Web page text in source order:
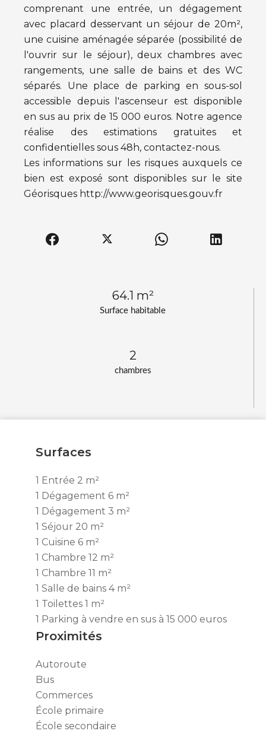
Surface habitable
64.1 m²
chambres
2
comprenant une entrée, un dégagement
avec placard desservant un séjour de 20m²,
une cuisine aménagée séparée (possibilité de
l'ouvrir sur le séjour), deux chambres avec
rangements, une salle de bains et des WC
séparés. Une place de parking en sous-sol
accessible depuis l'ascenseur est disponible
en sus au prix de 15 000 euros. Notre agence
réalise des estimations gratuites et
confidentielles sous 48h, contactez-nous.
Les informations sur les risques auxquels ce
bien est exposé sont disponibles sur le site
Géorisques http://www.georisques.gouv.fr
Surfaces
1 Entrée 2 m²
1 Dégagement 6 m²
1 Dégagement 3 m²
1 Séjour 20 m²
1 Cuisine 6 m²
1 Chambre 12 m²
1 Chambre 11 m²
1 Salle de bains 4 m²
1 Toilettes 1 m²
1 Parking à vendre en sus à 15 000 euros
Proximités
Autoroute
Bus
Commerces
École primaire
École secondaire